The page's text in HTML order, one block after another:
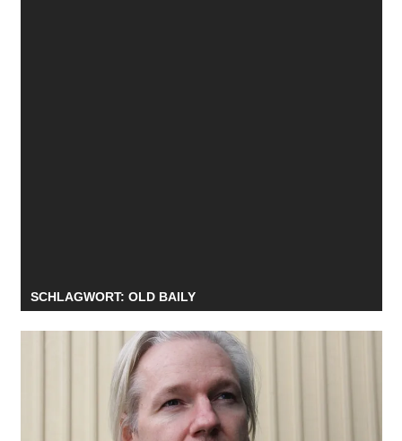
SCHLAGWORT: OLD BAILY